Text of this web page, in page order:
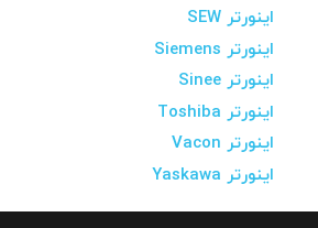
اینورتر SEW
اینورتر Siemens
اینورتر Sinee
اینورتر Toshiba
اینورتر Vacon
اینورتر Yaskawa